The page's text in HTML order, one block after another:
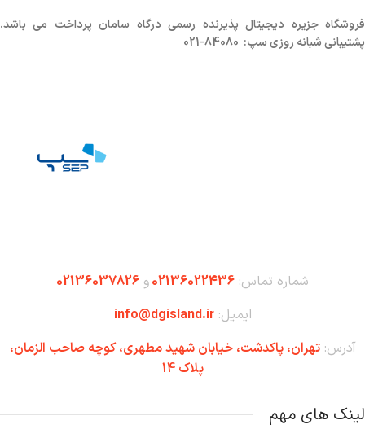
فروشگاهجزیره دیجیتال پذیرنده رسمی درگاه سامان پرداخت می باشد.
پشتیبانی شبانه روزی سپ: 84080-021
شماره تماس: 02136022436و 02136037826
ایمیل:info@dgisland.ir
آدرس:تهران،‌ پاکدشت، خیابان شهید مطهری، کوچه صاحب الزمان،
پلاک 14
لینک های مهم